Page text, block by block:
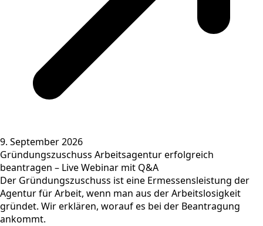
9. September 2026
Gründungszuschuss Arbeitsagentur erfolgreich
beantragen – Live Webinar mit Q&A
Der Gründungszuschuss ist eine Ermessensleistung der
Agentur für Arbeit, wenn man aus der Arbeitslosigkeit
gründet. Wir erklären, worauf es bei der Beantragung
ankommt.